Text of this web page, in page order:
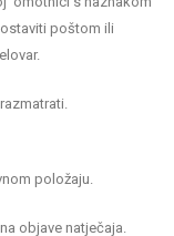
poštom ili
položaju.
objave natječaja.